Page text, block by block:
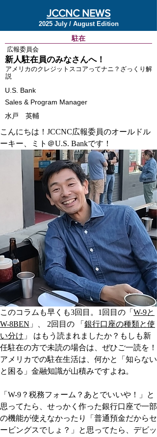
JCCNC NEWS
2025 July / August Edition
駐在
広報委員会
新人駐在員のみなさんへ！
アメリカのクレジットスコアってナニ？ざっくり解
説
U.S. Bank
Sales & Program Manager
水戸 英輔
こんにちは！JCCNC広報委員のオールドル
ーキー、ミト＠U.S. Bankです！
このコラムも早くも3回目。1回目の「 W-9と
W-8BEN 」、 2回目の 「 銀行口座の種類と使
い分け 」 はもう読まれましたか？もしも新
任駐在の方で未読の場合は、ぜひご一読を！
アメリカでの駐在生活は、何かと「知らない
と困る」金融知識が山積みですよね。
「W-9？税務フォーム？あとでいいや！」と
思ってたら、せっかく作った銀行口座で一部
の機能が使えなかったり「普通預金だからセ
ービングスでしょ？」と思ってたら、デビッ